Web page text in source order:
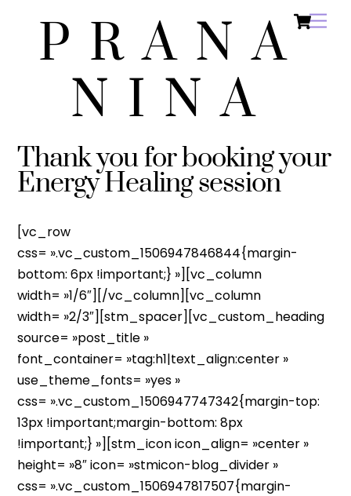
PRANA
NINA
Thank you for booking your
Energy Healing session
[vc_row
css= ».vc_custom_1506947846844{margin-
bottom: 6px !important;} »][vc_column
width= »1/6″][/vc_column][vc_column
width= »2/3″][stm_spacer][vc_custom_heading
source= »post_title »
font_container= »tag:h1|text_align:center »
use_theme_fonts= »yes »
css= ».vc_custom_1506947747342{margin-top:
13px !important;margin-bottom: 8px
!important;} »][stm_icon icon_align= »center »
height= »8″ icon= »stmicon-blog_divider »
css= ».vc_custom_1506947817507{margin-